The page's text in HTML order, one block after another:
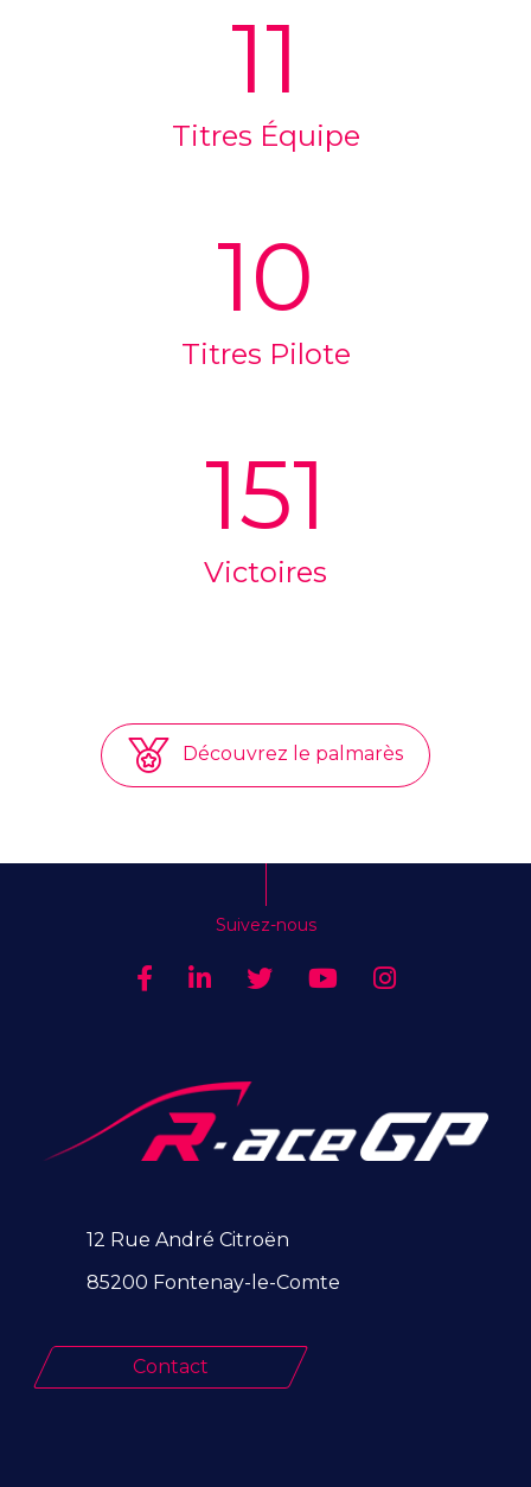
11
Titres Équipe
10
Titres Pilote
151
Victoires
Découvrez le palmarès
Suivez-nous
12 Rue André Citroën
85200 Fontenay-le-Comte
Contact